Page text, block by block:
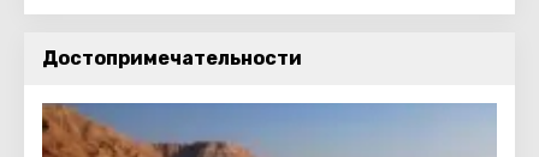
Достопримечательности